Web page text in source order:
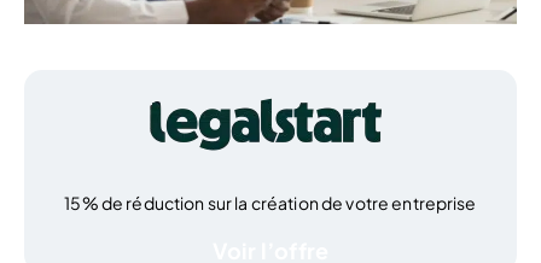
15% de réduction sur la création de votre entreprise